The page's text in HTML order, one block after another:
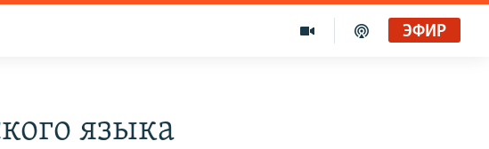
ЭФИР
языка